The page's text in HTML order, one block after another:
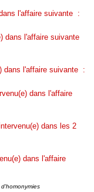
l'affaire suivante :
dans l'affaire suivante
dans l'affaire suivante :
dans l'affaire
dans les 2
dans l'affaire